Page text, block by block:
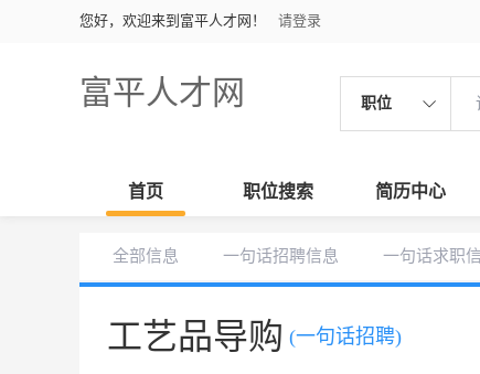
您好，欢迎来到富平人才网！ 请登录
富平人才网 职位
首页 职位搜索 简历中心
全部信息 一句话招聘信息 一句话求职
工艺品导购 (一句话招聘)